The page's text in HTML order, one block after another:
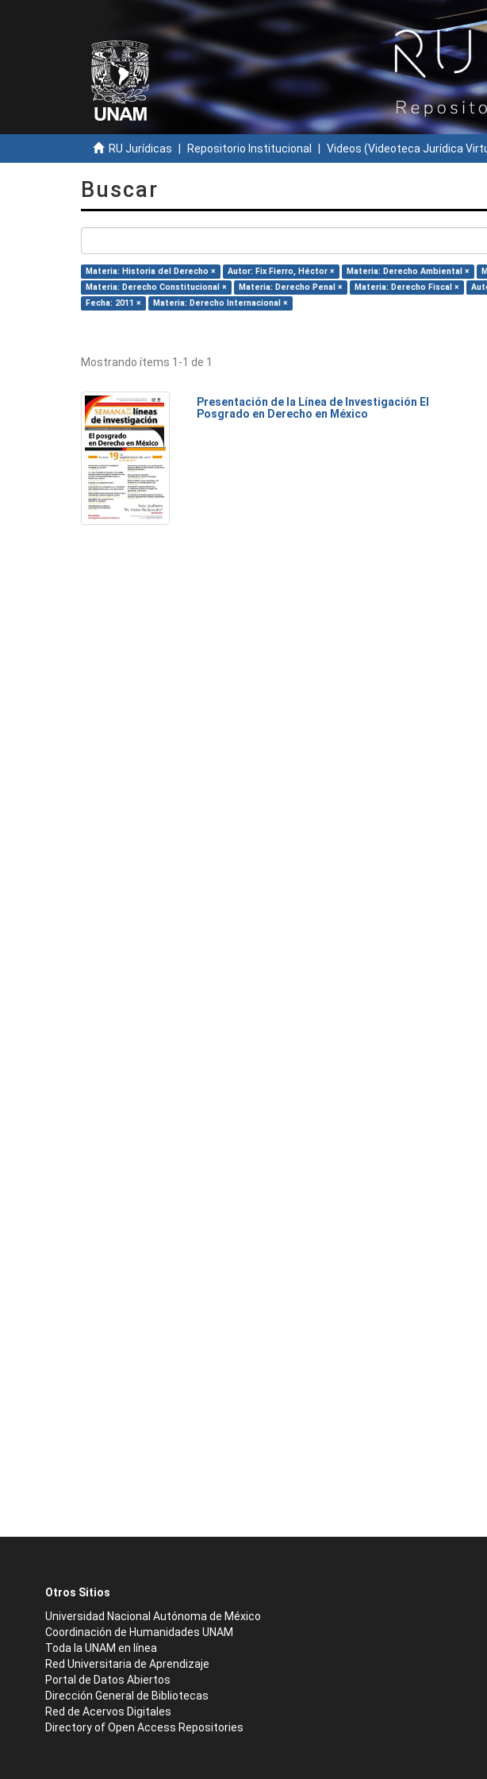
RU Jurídicas Repositorio Institucional Videos (Videoteca Jurídica
Buscar
Materia: Historia del Derecho × Autor: Fix Fierro, Héctor × Materia: Derecho Ambiental ×
Materia: Derecho Constitucional ×
Materia: Derecho Penal × Materia: Derecho Fiscal ×
Fecha: 2011 ×
Materia: Derecho Internacional ×
Mostrando ítems 1-1 de 1
Presentación de la Línea de Investigación El
Posgrado en Derecho en México
Otros Sitios
Universidad Nacional Autónoma de México
Coordinación de Humanidades UNAM
Toda la UNAM en línea
Red Universitaria de Aprendizaje
Portal de Datos Abiertos
Dirección General de Bibliotecas
Red de Acervos Digitales
Directory of Open Access Repositories